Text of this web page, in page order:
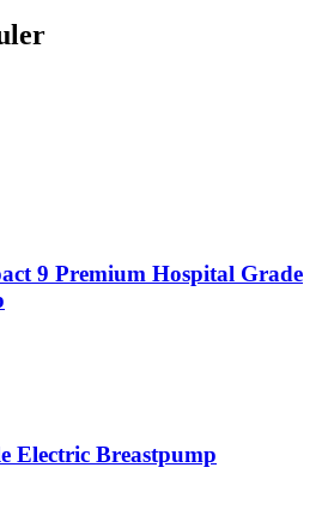
9 Premium Hospital Grade
Electric Breastpump